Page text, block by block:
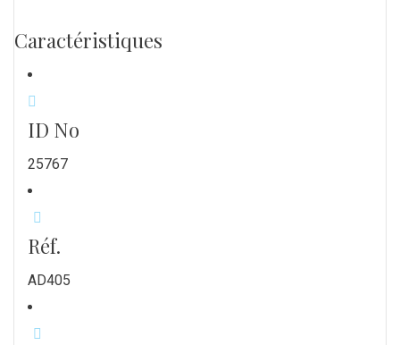
Caractéristiques
ID No
25767
Réf.
AD405